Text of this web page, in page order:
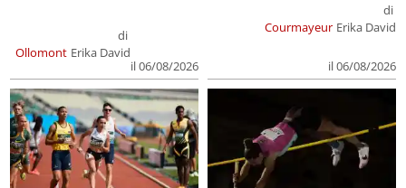
Ollomont
di
Erika David
il 06/08/2026
Courmayeur
di
Erika David
il 06/08/2026